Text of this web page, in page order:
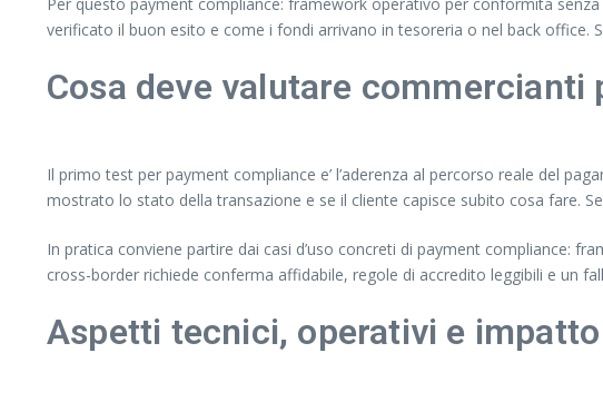
verificato il buon esito e come i fondi arrivano in tesoreria o nel back office.
Cosa deve valutare
Il primo test per payment compliance e’ l’aderenza al percorso reale del
mostrato lo stato della transazione e se il cliente capisce subito cosa fare.
In pratica conviene partire dai casi d’uso concreti di payment compliance:
cross-border richiede conferma affidabile, regole di accredito leggibili e un
Aspetti tecnici, operativi e